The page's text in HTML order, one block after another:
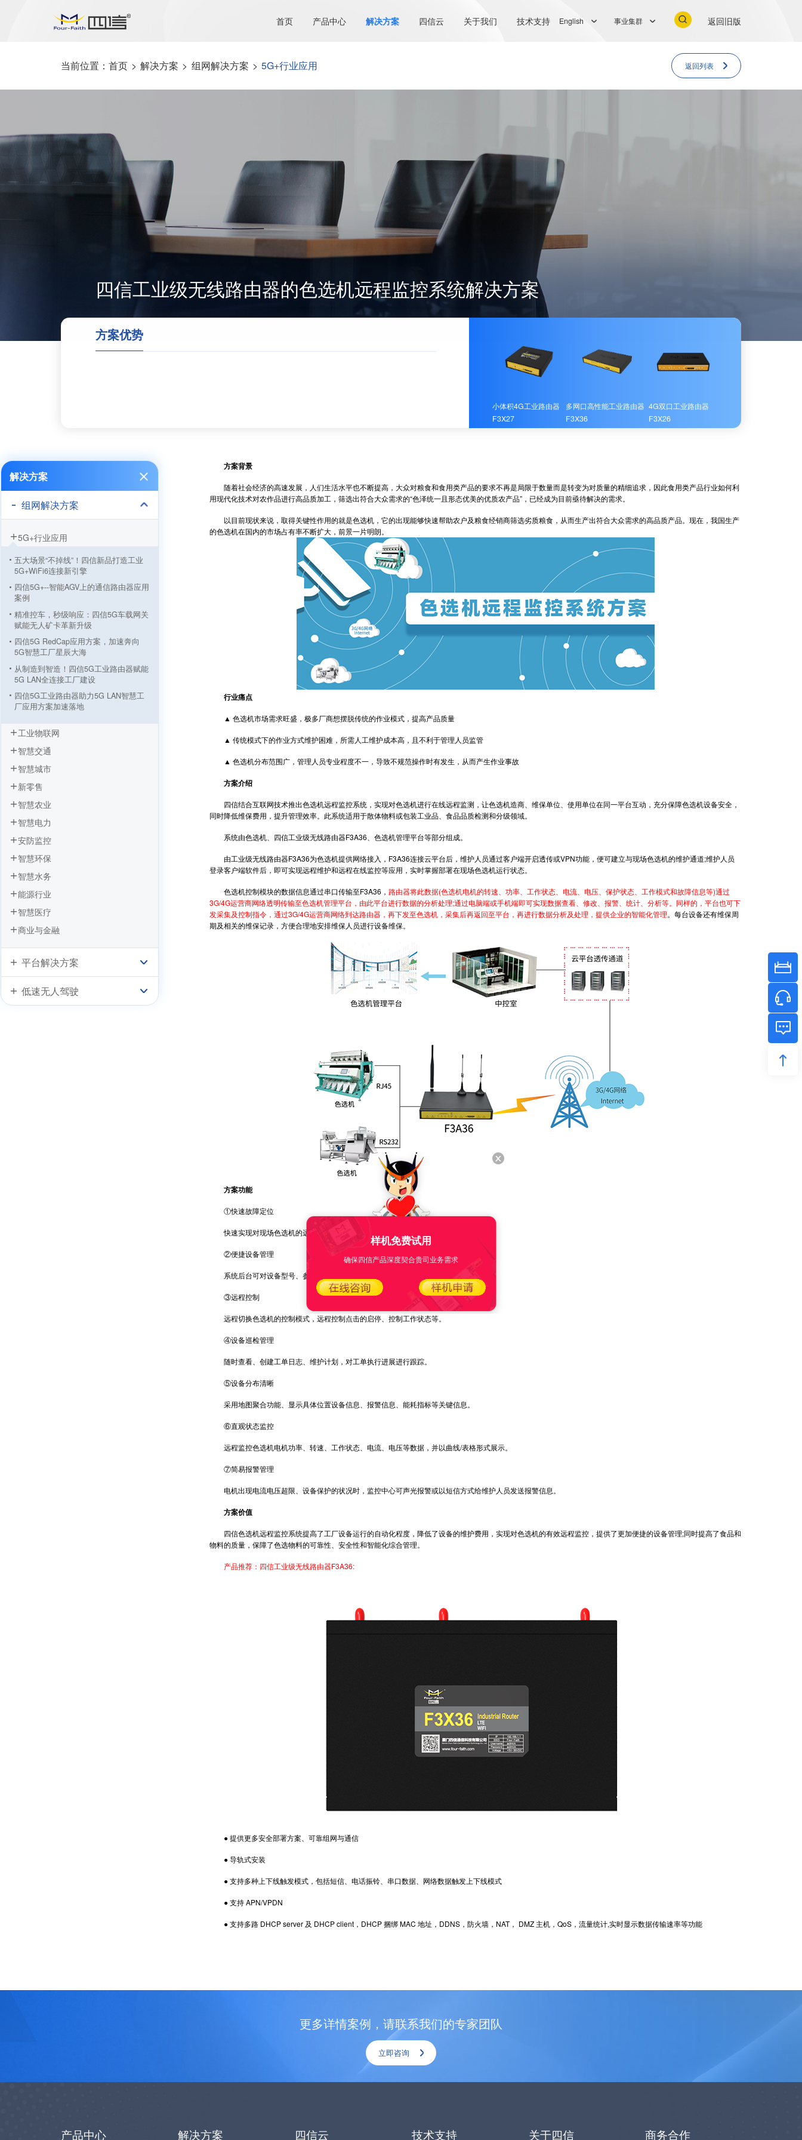
首页 产品中心 解决方案 四信云 关于我们 技术支持 English 事业集群 返回旧版
当前位置： 首页 > 解决方案 > 组网解决方案 > 5G+行业应用 返回列表
四信工业级无线路由器的色选机远程监控系统解决方案
方案优势
小体积4G工业路由器
F3X27
多网口高性能工业路由器
F3X36
4G双口工业路由器
F3X26
解决方案
组网解决方案
5G+行业应用
五大场景“不掉线”！四信新品打造工业
5G+WiFi6连接新引擎
四信5G+--智能AGV上的通信路由器应用
案例
精准控车，秒级响应：四信5G车载网关
赋能无人矿卡革新升级
四信5G RedCap应用方案，加速奔向
5G智慧工厂星辰大海
从制造到智造！四信5G工业路由器赋能
5G LAN全连接工厂建设
四信5G工业路由器助力5G LAN智慧工
厂应用方案加速落地
四信让施工安全看得见
5G+智慧工厂数据采集监控方案 “数字
AGV小车基于四信5G工业路由器的应用
工业机器人远程监控系统方案
工业物联网
智慧交通
智慧城市
新零售
智慧农业
智慧电力
安防监控
智慧环保
智慧水务
能源行业
智慧医疗
商业与金融
平台解决方案
低速无人驾驶
方案背景
随着社会经济的高速发展，人们生活水平也不断提高，大众对粮食和食用类产品的要求不再是局限于数量而是转变为对质量的精细追求，因此食用类产品行业如何利
用现代化技术对农作品进行高品质加工，筛选出符合大众需求的“色泽统一且形态优美的优质农产品”，已经成为目前亟待解决的需求。
以目前现状来说，取得关键性作用的就是色选机，它的出现能够快速帮助农户及粮食经销商筛选劣质粮食，从而生产出符合大众需求的高品质产品。现在，我国生产
的色选机在国内的市场占有率不断扩大，前景一片明朗。
行业痛点
▲ 色选机市场需求旺盛，极多厂商想摆脱传统的作业模式，提高产品质量
▲ 传统模式下的作业方式维护困难，所需人工维护成本高，且不利于管理人员监管
▲ 色选机分布范围广，管理人员专业程度不一，导致不规范操作时有发生，从而产生作业事故
方案介绍
四信结合互联网技术推出色选机远程监控系统，实现对色选机进行在线远程监测，让色选机造商、维保单位、使用单位在同一平台互动，充分保障色选机设备安全，
同时降低维保费用，提升管理效率。此系统适用于散体物料或包装工业品、食品品质检测和分级领域。
系统由色选机、四信工业级无线路由器F3A36、色选机管理平台等部分组成。
由工业级无线路由器F3A36为色选机提供网络接入，F3A36连接云平台后，维护人员通过客户端开启透传或VPN功能，便可建立与现场色选机的维护通道;维护人员
登录客户端软件后，即可实现远程维护和远程在线监控等应用，实时掌握部署在现场色选机运行状态。
色选机控制模块的数据信息通过串口传输至F3A36， 路由器将此数据(色选机电机的转速、功率、工作状态、电流、电压、保护状态、工作模式和故障信息等)通过
3G/4G运营商网络透明传输至色选机管理平台，由此平台进行数据的分析处理;通过电脑端或手机端即可实现数据查看、修改、报警、统计、分析等。同样的，平台也可下
发采集及控制指令，通过3G/4G运营商网络到达路由器，再下发至色选机，采集后再返回至平台，再进行数据分析及处理，提供企业的智能化管理。每台设备还有维保周
期及相关的维保记录，方便合理地安排维保人员进行设备维保。
方案功能
①快速故障定位
快速实现对现场色选机的远程诊断等。
②便捷设备管理
系统后台可对设备型号、参数、生产日期等关键资产的信息进行管理。
③远程控制
远程切换色选机的控制模式，远程控制点击的启停、控制工作状态等。
④设备巡检管理
随时查看、创建工单日志、维护计划，对工单执行进展进行跟踪。
⑤设备分布清晰
采用地图聚合功能、显示具体位置设备信息、报警信息、能耗指标等关键信息。
⑥直观状态监控
远程监控色选机电机功率、转速、工作状态、电流、电压等数据，并以曲线/表格形式展示。
⑦简易报警管理
电机出现电流电压超限、设备保护的状况时，监控中心可声光报警或以短信方式给维护人员发送报警信息。
方案价值
四信色选机远程监控系统提高了工厂设备运行的自动化程度，降低了设备的维护费用，实现对色选机的有效远程监控，提供了更加便捷的设备管理;同时提高了食品和
物料的质量，保障了色选物料的可靠性、安全性和智能化综合管理。
产品推荐：四信工业级无线路由器F3A36:
● 提供更多安全部署方案、可靠组网与通信
● 导轨式安装
● 支持多种上下线触发模式，包括短信、电话振铃、串口数据、网络数据触发上下线模式
● 支持 APN/VPDN
● 支持多路 DHCP server 及 DHCP client，DHCP 捆绑 MAC 地址，DDNS，防火墙，NAT， DMZ 主机，QoS，流量统计,实时显示数据传输速率等功能
更多详情案例，请联系我们的专家团队
立即咨询
产品中心 解决方案 四信云 技术支持 关于四信 商务合作
样机免费试用
确保四信产品深度契合贵司业务需求